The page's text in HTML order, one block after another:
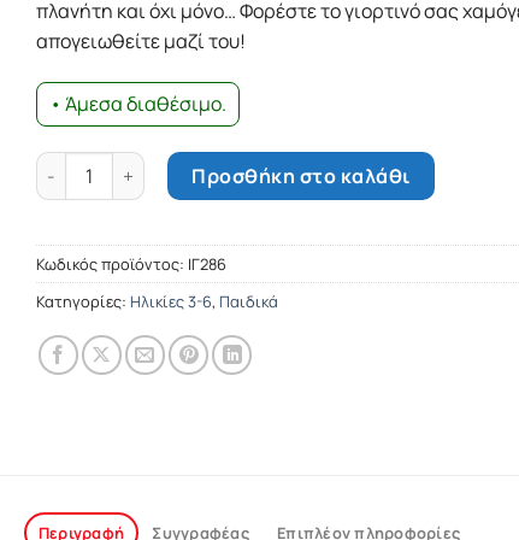
πλανήτη και όχι μόνο… Φορέστε το γιορτινό σας
απογειωθείτε μαζί του!
• Άμεσα διαθέσιμο.
Το ατύχημα του Άι-Βασίλη ποσότητα
Προσθήκη στο καλάθι
Κωδικός προϊόντος: ΙΓ286
Κατηγορίες: Ηλικίες 3-6, Παιδικά
Περιγραφή Συγγραφέας Επιπλέον πληροφορίες